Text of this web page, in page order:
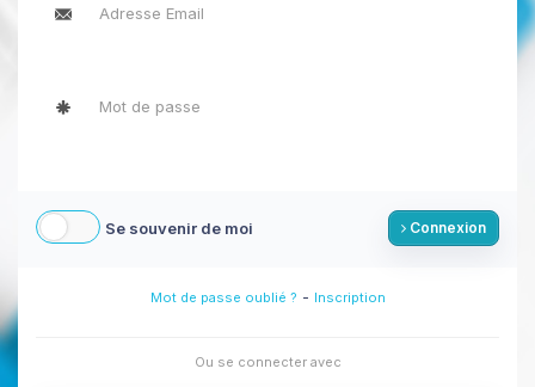
Se souvenir de moi Connexion
Mot de passe oublié ? - Inscription
Ou se connecter avec